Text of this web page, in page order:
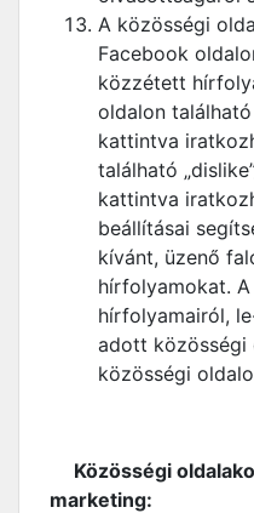
A közösségi
Facebook
közzétett
oldalon található
kattintva
található
kattintva
beállításai
kívánt, üzenő
hírfolyamokat.
hírfolyamairól,
adott közösségi
közösségi
Közösségi
marketing: